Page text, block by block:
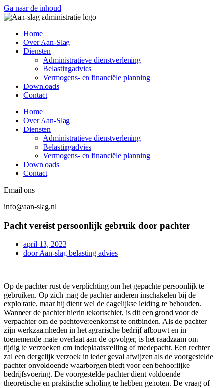
Ga naar de inhoud
Home
Over Aan-Slag
Diensten
Administratieve dienstverlening
Belastingadvies
Vermogens- en financiële planning
Downloads
Contact
Home
Over Aan-Slag
Diensten
Administratieve dienstverlening
Belastingadvies
Vermogens- en financiële planning
Downloads
Contact
Email ons
info@aan-slag.nl
Pacht vereist persoonlijk gebruik door pachter
april 13, 2023
doorAan-slag belasting advies
Op de pachter rust de verplichting om het gepachte persoonlijk te
gebruiken. Op zich mag de pachter anderen inschakelen bij de
exploitatie, maar hij dient wel de dagelijkse leiding te behouden.
Wanneer de pachter hierin tekortschiet, is dit een grond voor de
verpachter om de pachtovereenkomst te ontbinden. Als de pachter
zijn werkzaamheden in het agrarische bedrijf afbouwt en in
toenemende mate overlaat aan de opvolger, is het raadzaam om
tijdig te verzoeken om indeplaatsstelling of medepacht. Een rechter
zal een dergelijk verzoek in ieder geval afwijzen als de voorgestelde
pachter onvoldoende waarborgen biedt voor een behoorlijke
bedrijfsvoering. De voorgestelde pachter dient voldoende
theoretische en praktische scholing te hebben genoten. De vraag of